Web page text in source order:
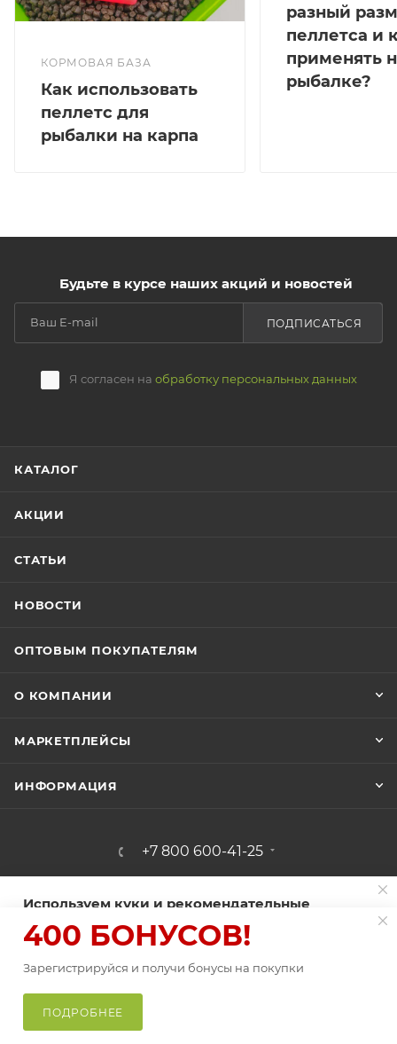
В КОРЗИНУ
КОРМОВАЯ БАЗА
Как использовать
пеллетс для
рыбалки на карпа
разный
пеллетса и
применять
рыбалке?
Будьте в курсе наших акций и новостей
Я согласен на обработку персональных данных
ПОДПИСАТЬСЯ
КАТАЛОГ
АКЦИИ
СТАТЬИ
НОВОСТИ
ОПТОВЫМ ПОКУПАТЕЛЯМ
О КОМПАНИИ
МАРКЕТПЛЕЙСЫ
ИНФОРМАЦИЯ
+7 800 600-41-25
г. Краснодар, пос. Знаменский, ул.
Березовая 2/1
Используем куки и рекомендательные
Пользуясь сайтом Fishingband.ru, вы соглашаетесь на
использованиефайлов куки.
ПРИНИМАЮ
400 БОНУСОВ!
Зарегистрируйся и получи бонусы на покупки
ПОДРОБНЕЕ
Главная
Каталог